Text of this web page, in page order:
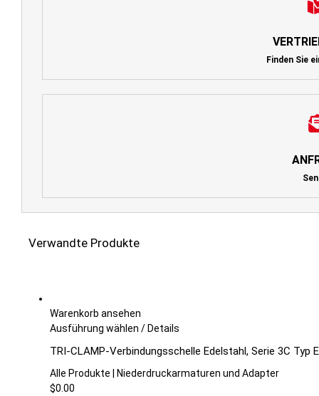
Finden Sie
Verwandte Produkte
Warenkorb ansehen
Ausführung wählen Dieses
weist
mehrere
/Details
TRI-CLAMP-Verbindungsschelle Edelstahl, Serie 3C Typ
Alle Produkte | Niederdruckarmaturen und Adapter
$0.00